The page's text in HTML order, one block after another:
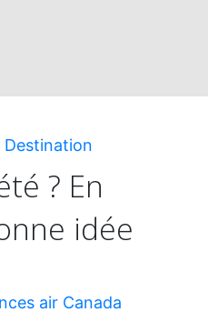
Destination
? En
idée
air Canada